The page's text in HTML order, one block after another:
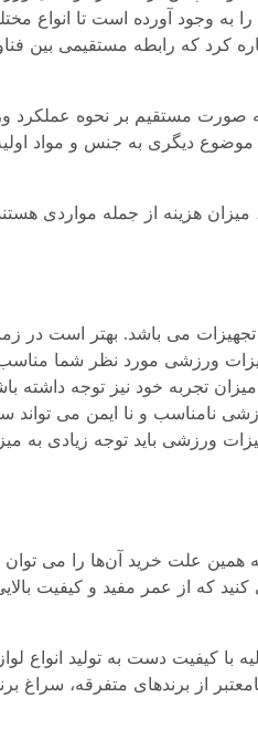
به وجود آورده است تا انواع
کرد که رابطه مستقیمی بین
صورت مستقیم بر نحوه عملکرد
دیگری به جنس و مواد
هزینه از جمله مواردی هستند
می باشد. بهتر است در
ورزشی مورد نظر شما
تجربه خود نیز توجه داشته
ورزشی نامناسب و نا ایمن می
ورزشی باید توجه زیادی به
همین علت خرید آن‌ها را می
که از عمر مفید و کیفیت
با کیفیت دست به تولید انواع
از برندهای متفرقه، سراغ